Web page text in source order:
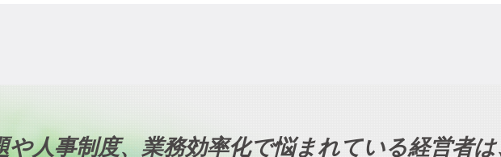
や人事制度、業務効率化で悩まれている経営者